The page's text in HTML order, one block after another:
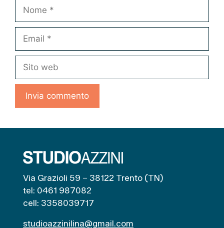
web
Via Grazioli 59 – 38122 Trento (TN)
tel: 0461 987082
cell: 3358039717
studioazzinilina@gmail.com